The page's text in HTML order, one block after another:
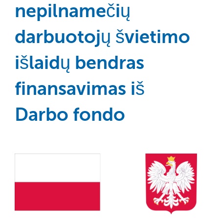
nepilnamečių
darbuotojų švietimo
išlaidų bendras
finansavimas iš
Darbo fondo